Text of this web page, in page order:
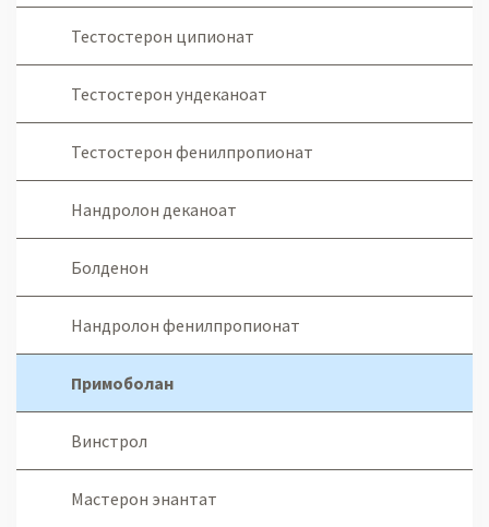
Тестостерон ципионат
Тестостерон ундеканоат
Тестостерон фенилпропионат
Нандролон деканоат
Болденон
Нандролон фенилпропионат
Примоболан
Винстрол
Мастерон энантат